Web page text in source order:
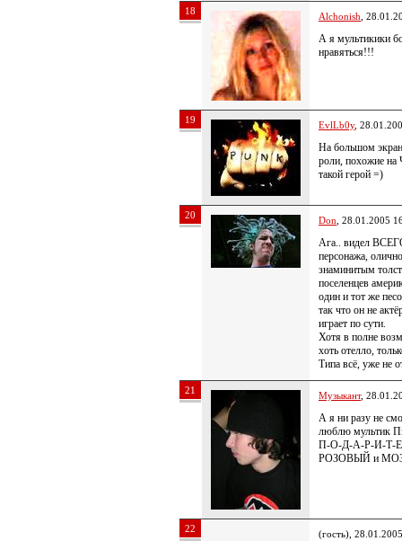
18 Alchonish ,
А я мультикики
нравяться!!!
19 EvlLb0y,
На большом
роли, похожие на
такой герой =)
20 Don , 28.01.2005
Ага.. видел
персонажа,
знаминитым
поселенцев
один и тот же
так что он не
играет по сути.
Хотя в полне
хоть отелло,
Типа всё, уже не
21 Музыкант,
А я ни разу не
люблю мультик
П-О-Д-А-Р-И-Т-Е
РОЗОВЫЙ и
22 (гость),